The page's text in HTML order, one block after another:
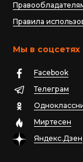
Правила
Мы в соцсетях
Facebook
Телеграм
Миртесен
Яндекс.Дзен